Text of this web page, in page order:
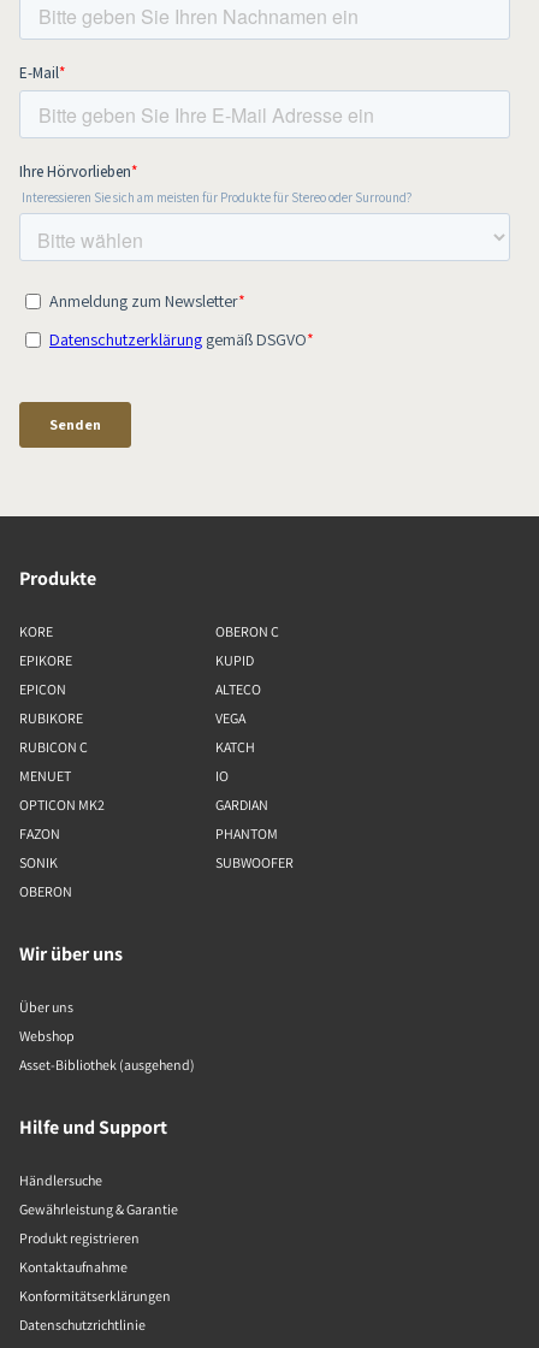
Produkte
KORE
EPIKORE
EPICON
RUBIKORE
RUBICON C
MENUET
OPTICON MK2
FAZON
SONIK
OBERON
OBERON C
KUPID
ALTECO
VEGA
KATCH
IO
GARDIAN
PHANTOM
SUBWOOFER
Wir über uns
Über uns
Webshop
Asset-Bibliothek (ausgehend)
Hilfe und Support
Händlersuche
Gewährleistung & Garantie
Produkt registrieren
Kontaktaufnahme
Konformitätserklärungen
Datenschutzrichtlinie